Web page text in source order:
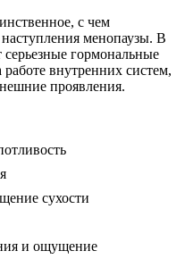
с чем
менопаузы. В
серьезные гормональные
внутренних систем,
проявления.
сухости
и ощущение